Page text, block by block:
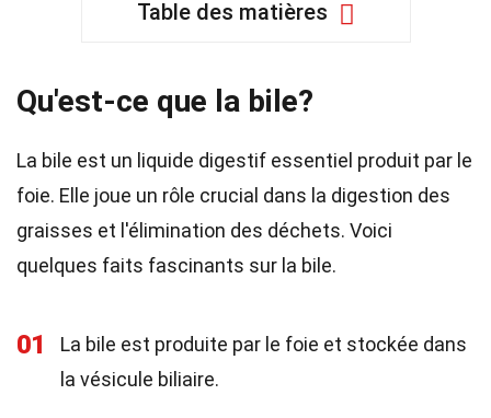
Table des matières
Qu'est-ce que la bile?
La bile est un liquide digestif essentiel produit par le
foie. Elle joue un rôle crucial dans la digestion des
graisses et l'élimination des déchets. Voici
quelques faits fascinants sur la bile.
01
La bile est produite par le foie et stockée dans
la vésicule biliaire.